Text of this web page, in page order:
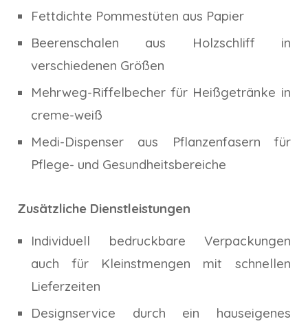
Fettdichte Pommestüten aus Papier
Beerenschalen aus Holzschliff in
verschiedenen Größen
Mehrweg-Riffelbecher für Heißgetränke in
creme-weiß
Medi-Dispenser aus Pflanzenfasern für
Pflege- und Gesundheitsbereiche
Zusätzliche Dienstleistungen
Individuell bedruckbare Verpackungen
auch für Kleinstmengen mit schnellen
Lieferzeiten
Designservice durch ein hauseigenes